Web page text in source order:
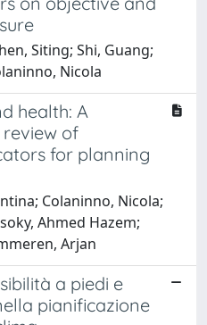
Siting; Shi, Guang;
Nicola
health: A
of
for planning
Colaninno, Nicola;
Ahmed Hazem;
Arjan
a piedi e
pianificazione